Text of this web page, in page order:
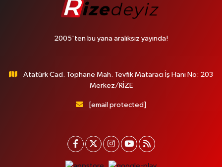
2005'ten bu yana aralıksız yayında!
Atatürk Cad. Tophane Mah. Tevfik Mataracı İş Hanı No: 203
Merkez/RİZE
[email protected]